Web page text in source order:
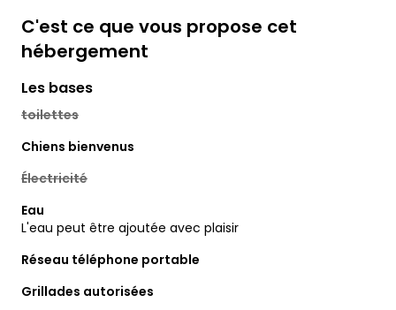
C'est ce que vous propose cet
hébergement
Les bases
toilettes
Chiens bienvenus
Électricité
Eau
L'eau peut être ajoutée avec plaisir
Réseau téléphone portable
Grillades autorisées